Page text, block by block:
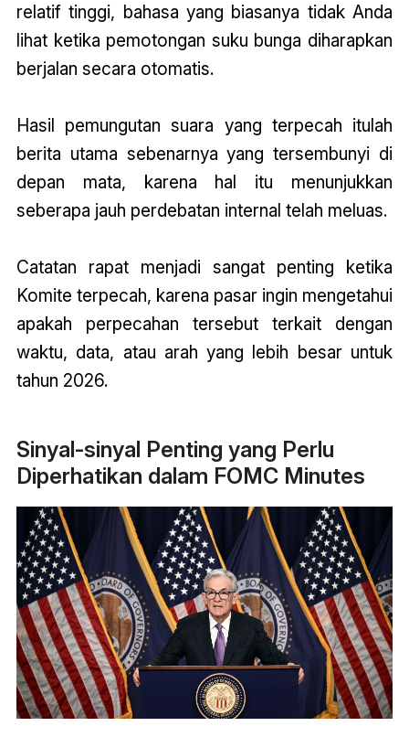
relatif tinggi, bahasa yang biasanya tidak Anda
lihat ketika pemotongan suku bunga diharapkan
berjalan secara otomatis.
Hasil pemungutan suara yang terpecah itulah
berita utama sebenarnya yang tersembunyi di
depan mata, karena hal itu menunjukkan
seberapa jauh perdebatan internal telah meluas.
Catatan rapat menjadi sangat penting ketika
Komite terpecah, karena pasar ingin mengetahui
apakah perpecahan tersebut terkait dengan
waktu, data, atau arah yang lebih besar untuk
tahun 2026.
Sinyal-sinyal Penting yang Perlu
Diperhatikan dalam FOMC Minutes